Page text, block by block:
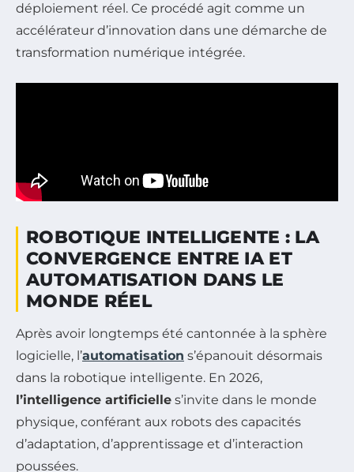
déploiement réel. Ce procédé agit comme un
accélérateur d’innovation dans une démarche de
transformation numérique intégrée.
ROBOTIQUE INTELLIGENTE : LA
CONVERGENCE ENTRE IA ET
AUTOMATISATION DANS LE
MONDE RÉEL
Après avoir longtemps été cantonnée à la sphère
logicielle, l’automatisation s’épanouit désormais
dans la robotique intelligente. En 2026,
l’intelligence artificielle s’invite dans le monde
physique, conférant aux robots des capacités
d’adaptation, d’apprentissage et d’interaction
poussées.